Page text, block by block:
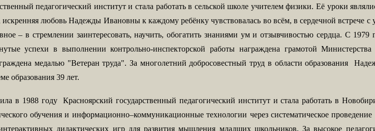
педагогический институт и стала работать в сельской школе учителем физики. Её уроки
любовь Надежды Ивановны к каждому ребёнку чувствовалась во всём, в сердечной встрече
– в стремлении заинтересовать, научить, обогатить знаниями ум и отзывчивостью сердца. С 1979
успехи в выполнении контрольно-инспекторской работы награждена грамотой
медалью "Ветеран труда". За многолетний добросовестный труд в области образования
образования 39 лет.
в 1988 году
Красноярский государственный педагогический институт и стала работать в
обучения и информационно–коммуникационные технологии через систематическое
дидактических игр для развития мышления младших школьников. За высокое